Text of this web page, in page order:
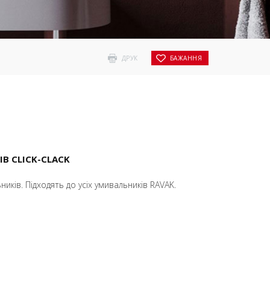
ДРУК БАЖАННЯ
CLACK
Підходять до усіх умивальників RAVAK.